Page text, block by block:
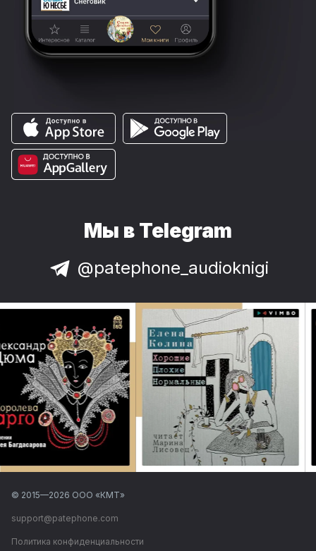
Мы в Telegram
@patephone_audioknigi
© 2015—2026 ООО «КМТ»
support@patephone.com
Политика конфиденциальности